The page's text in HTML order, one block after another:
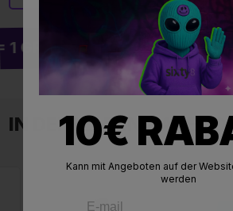
KOSTENLOSER
IN DERSELBEN
10€
Kann mit Angeboten auf der
werden